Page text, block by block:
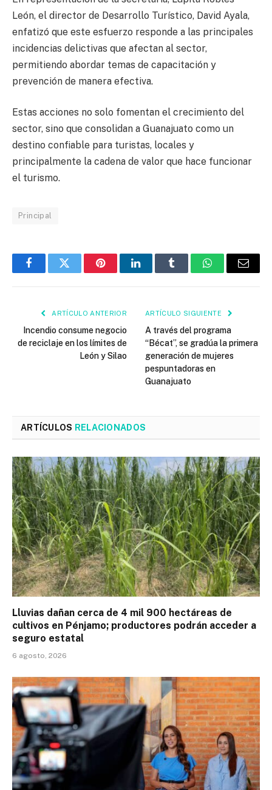
León, el director de Desarrollo Turístico, David Ayala,
enfatizó que este esfuerzo responde a las principales
incidencias delictivas que afectan al sector,
permitiendo abordar temas de capacitación y
prevención de manera efectiva.
Estas acciones no solo fomentan el crecimiento del
sector, sino que consolidan a Guanajuato como un
destino confiable para turistas, locales y
principalmente la cadena de valor que hace funcionar
el turismo.
Principal
FacebookTwitter PinterestLinkedInTumblr WhatsAppEmail
ARTÍCULO ANTERIOR
Incendio consume negocio
de reciclaje en los límites de
León y Silao
ARTÍCULO SIGUIENTE
A través del programa
“Bécat”, se gradúa la primera
generación de mujeres
pespuntadoras en
Guanajuato
ARTÍCULOS RELACIONADOS
Lluvias dañan cerca de 4 mil 900 hectáreas de
cultivos en Pénjamo; productores podrán acceder a
seguro estatal
6 agosto, 2026